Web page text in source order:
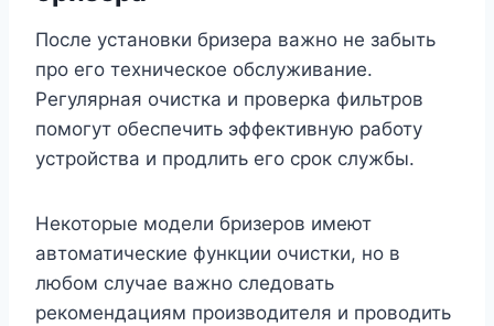
После установки бризера важно не забыть
про его техническое обслуживание.
Регулярная очистка и проверка фильтров
помогут обеспечить эффективную работу
устройства и продлить его срок службы.
Некоторые модели бризеров имеют
автоматические функции очистки, но в
любом случае важно следовать
рекомендациям производителя и проводить